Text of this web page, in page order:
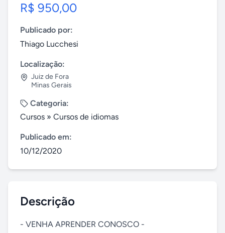
R$ 950,00
Publicado por:
Thiago Lucchesi
Localização:
Juiz de Fora
Minas Gerais
Categoria:
Cursos » Cursos de idiomas
Publicado em:
10/12/2020
Descrição
- VENHA APRENDER CONOSCO -